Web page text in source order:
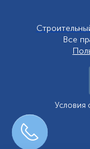
Все
Условия